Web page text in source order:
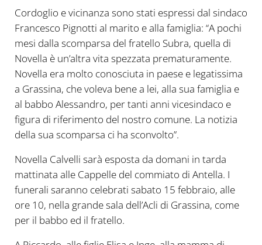
Cordoglio e vicinanza sono stati espressi dal sindaco
Francesco Pignotti al marito e alla famiglia: “A pochi
mesi dalla scomparsa del fratello Subra, quella di
Novella è un’altra vita spezzata prematuramente.
Novella era molto conosciuta in paese e legatissima
a Grassina, che voleva bene a lei, alla sua famiglia e
al babbo Alessandro, per tanti anni vicesindaco e
figura di riferimento del nostro comune. La notizia
della sua scomparsa ci ha sconvolto”.
Novella Calvelli sarà esposta da domani in tarda
mattinata alle Cappelle del commiato di Antella. I
funerali saranno celebrati sabato 15 febbraio, alle
ore 10, nella grande sala dell’Acli di Grassina, come
per il babbo ed il fratello.